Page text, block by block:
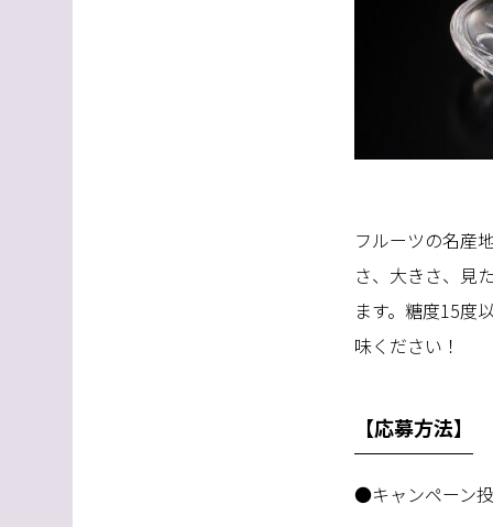
フルーツの名産
さ、大きさ、見
ます。糖度15度
味ください！
【応募方法】
●キャンペーン